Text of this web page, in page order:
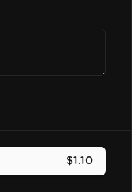
y esencia de vainilla
y esencia de $1.10